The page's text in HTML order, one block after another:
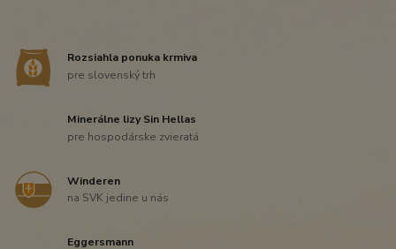
Rozsiahla ponuka krmiva
pre slovenský trh
Minerálne lizy Sin Hellas
pre hospodárske zvieratá
Winderen
na SVK jedine u nás
Eggersmann